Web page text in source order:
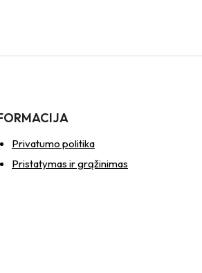
Privatumo politika
Pristatymas ir grąžinimas